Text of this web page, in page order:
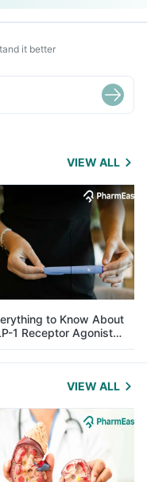
it better
VIEW ALL
to Know About
1 Receptor Agonist
Its Role in Weight
VIEW ALL